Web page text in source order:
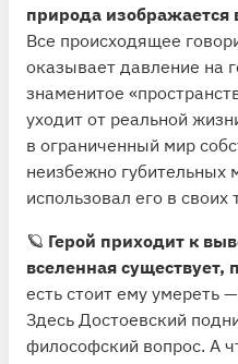
природа изображается
Все происходящее
оказывает давление на
знаменитое
уходит от реальной
в ограниченный мир
неизбежно губительных
использовал его в своих
🪐 Герой приходит к
вселенная
есть стоит ему умереть
Здесь Достоевский
философский вопрос. А